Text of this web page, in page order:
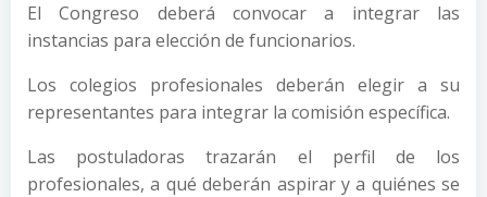
El Congreso deberá convocar a integrar las
instancias para elección de funcionarios.
Los colegios profesionales deberán elegir a su
representantes para integrar la comisión específica.
Las postuladoras trazarán el perfil de los
profesionales, a qué deberán aspirar y a quiénes se